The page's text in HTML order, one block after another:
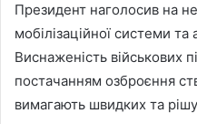
Президент наголосив на
мобілізаційної системи та
Виснаженість військових
постачанням озброєння
вимагають швидких та